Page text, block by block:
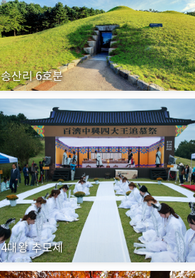
송산리 6호분
4대왕 추모제